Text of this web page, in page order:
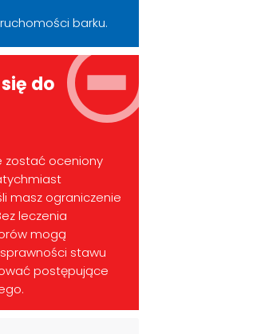
barku.
do
zostać oceniony
masz ograniczenie
leczenia
mogą
stawu
postępujące